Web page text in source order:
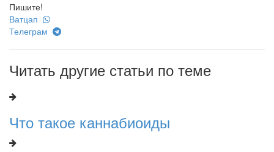
Пишите!
Ватцап
Телеграм
Читать другие статьи по теме
Что такое каннабиоиды